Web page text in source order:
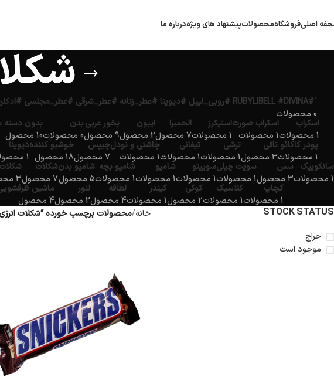
اصلیفروشگاهمحصولاتپیشنهاد های ویژهدرباره ما
`#RUBYLIBELL #DIVINA #روبی_لیبل #دیوینا #عطر_زنانه #عطر_شرقی #عطر_مجلسی #ادکلن_لوکس #ارمغان_کیش`
0 محصولات
اسکراب
1 محصولات
اسکراب صورت
1 محصولات
اسنیکرز
1 محصولات
الحمبرا
7 محصول
ایبون
2 محصول
بخور عربی
9 محصول
بدن
0 محصولات
بدون دسته
10 محصول
پودر کاکائو
1 محصولات
تافی
3 محصول
ترشی
1 محصولات
تیفانی
1 محصولات
چاشنی و نودل
1 محصولات
چیپس
7 محصول
خوشبو کننده
18 محصول
دیوینا
1 محصولات
سانکوییک
1 محصولات
سس
3 محصول
سویت چیلی
1 محصولات
سوییتو
1 محصولات
شامپو
1 محصولات
شامپو بچه
1 محصولات
شامپو بدن
5 محصول
شکلات
7 محصول
3 محصول
کچاپ
1 محصولات
کلاسیک
1 محصولات
کوکی
2 محصول
کیندر
1 محصولات
لطافه
4 محصول
لنور
2 محصول
ماشین
4 محصول
STOCK STATUS
حراج
موجود است
خانه محصولات برچسب خورده “شکلات